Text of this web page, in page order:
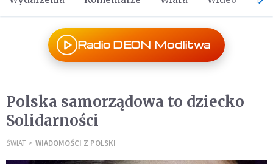
Radio DEON Modlitwa
Polska samorządowa to dziecko
Solidarności
ŚWIAT WIADOMOŚCI Z POLSKI